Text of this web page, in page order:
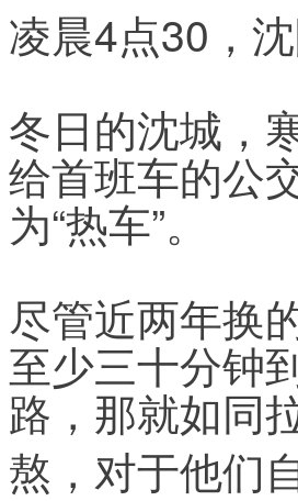
凌晨4点30，
冬日的沈城，
给首班车的公
为“热车”。
尽管近两年换
至少三十分钟
路，那就如同
熬，对于他们